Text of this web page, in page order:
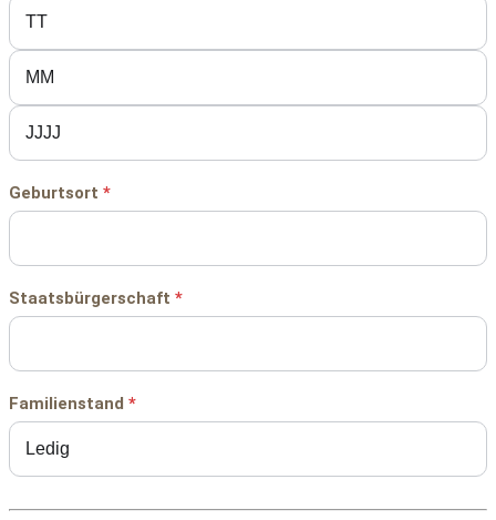
Geburtsort *
Staatsbürgerschaft *
Familienstand *